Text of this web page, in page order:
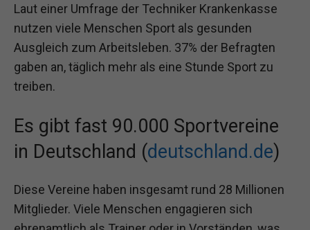
Laut einer Umfrage der Techniker Krankenkasse
nutzen viele Menschen Sport als gesunden
Ausgleich zum Arbeitsleben. 37% der Befragten
gaben an, täglich mehr als eine Stunde Sport zu
treiben.
Es gibt fast 90.000 Sportvereine
in Deutschland (deutschland.de)
Diese Vereine haben insgesamt rund 28 Millionen
Mitglieder. Viele Menschen engagieren sich